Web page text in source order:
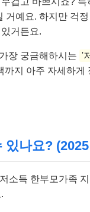
예요. 하지만 걱
거든요.
장 궁금해하시는 '
지 아주 자세하
나요?
소득 한부모가족